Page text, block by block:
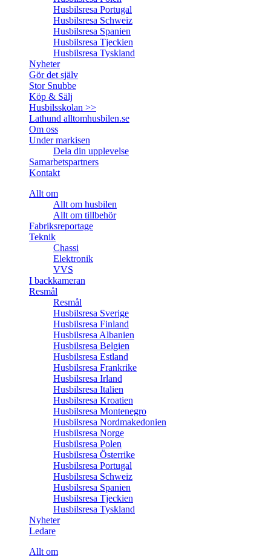
Husbilsresa Portugal
Husbilsresa Schweiz
Husbilsresa Spanien
Husbilsresa Tjeckien
Husbilsresa Tyskland
Nyheter
Gör det själv
Stor Snubbe
Köp & Sälj
Husbilsskolan >>
Lathund alltomhusbilen.se
Om oss
Under markisen
Dela din upplevelse
Samarbetspartners
Kontakt
Allt om
Allt om husbilen
Allt om tillbehör
Fabriksreportage
Teknik
Chassi
Elektronik
VVS
I backkameran
Resmål
Resmål
Husbilsresa Sverige
Husbilsresa Finland
Husbilsresa Albanien
Husbilsresa Belgien
Husbilsresa Estland
Husbilsresa Frankrike
Husbilsresa Irland
Husbilsresa Italien
Husbilsresa Kroatien
Husbilsresa Montenegro
Husbilsresa Nordmakedonien
Husbilsresa Norge
Husbilsresa Polen
Husbilsresa Österrike
Husbilsresa Portugal
Husbilsresa Schweiz
Husbilsresa Spanien
Husbilsresa Tjeckien
Husbilsresa Tyskland
Nyheter
Ledare
Allt om